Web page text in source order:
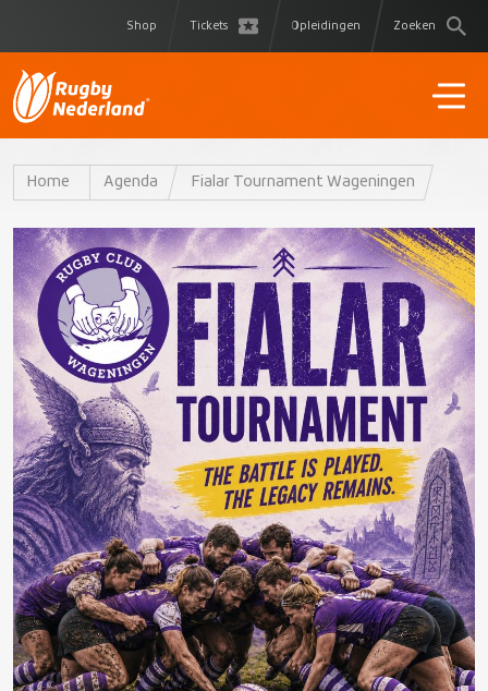
Shop Tickets Opleidingen Zoeken
Home Agenda Fialar Tournament Wageningen